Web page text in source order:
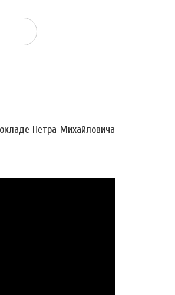
Петра Михайловича